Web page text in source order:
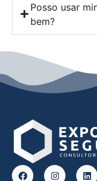
Posso usar
bem?